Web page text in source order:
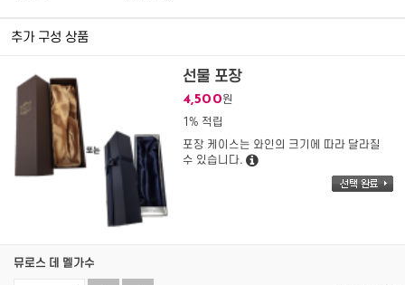
추가 구성 상품
선물 포장
4,500원
1% 적립
포장 케이스는 와인의 크기에 따라 달라질
수 있습니다.
뮤로스 데 멜가수